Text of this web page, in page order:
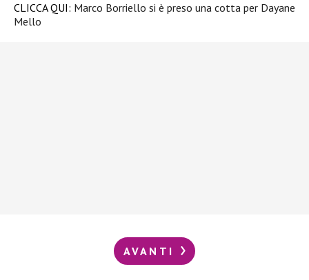
CLICCA QUI: Marco Borriello si è preso una cotta per Dayane
Mello
AVANTI